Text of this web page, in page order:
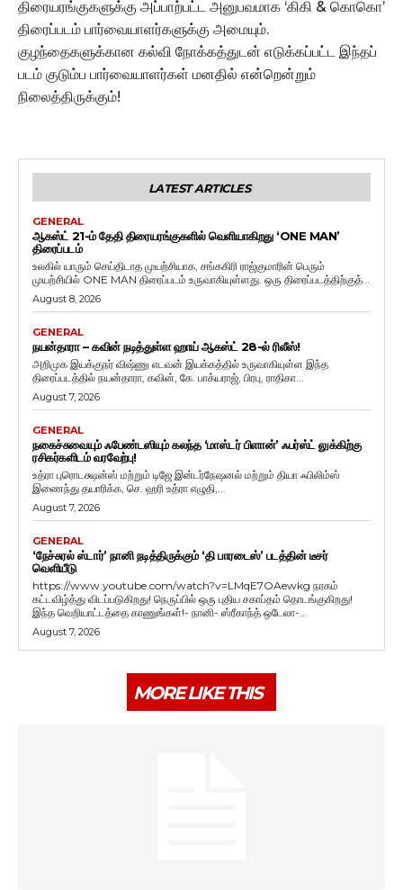
திரையரங்குகளுக்கு அப்பாற்பட்ட அனுபவமாக ‘கிகி & கொகொ’
திரைப்படம் பார்வையாளர்களுக்கு அமையும்.
குழந்தைகளுக்கான கல்வி நோக்கத்துடன் எடுக்கப்பட்ட இந்தப்
படம் குடும்ப பார்வையாளர்கள் மனதில் என்றென்றும்
நிலைத்திருக்கும்!
LATEST ARTICLES
GENERAL
ஆகஸ்ட் 21-ம் தேதி திரையரங்குகளில் வெளியாகிறது ‘ONE MAN’
திரைப்படம்
உலகில் யாரும் செய்திடாத முயற்சியாக, சங்ககிரி ராஜ்குமாரின் பெரும்
முயற்சியில் ONE MAN திரைப்படம் உருவாகியுள்ளது. ஒரு திரைப்படத்திற்குத்...
August 8, 2026
GENERAL
நயன்தாரா – கவின் நடித்துள்ள ஹாய் ஆகஸ்ட் 28-ல் ரிலீஸ்!
அறிமுக இயக்குநர் விஷ்ணு எடவன் இயக்கத்தில் உருவாகியுள்ள இந்த
திரைப்படத்தில் நயன்தாரா, கவின், கே. பாக்யராஜ், பிரபு, ராதிகா...
August 7, 2026
GENERAL
நகைச்சுவையும் ஃபேண்டஸியும் கலந்த ‘மாஸ்டர் பிளான்’ ஃபர்ஸ்ட் லுக்கிற்கு
ரசிகர்களிடம் வரவேற்பு!
உத்ரா புரொடக்ஷன்ஸ் மற்றும் டிஜே இன்டர்நேஷனல் மற்றும் தியா ஃபிலிம்ஸ்
இணைந்து தயாரிக்க, செ. ஹரி உத்ரா எழுதி,...
August 7, 2026
GENERAL
‘நேச்சுரல் ஸ்டார்’ நானி நடித்திருக்கும் ‘தி பாரடைஸ்’ படத்தின் டீசர்
வெளியீடு
https://www.youtube.com/watch?v=LMqE7OAewkg நரகம்
கட்டவிழ்த்து விடப்படுகிறது! நெருப்பில் ஒரு புதிய சகாப்தம் தொடங்குகிறது!
இந்த வெறியாட்டத்தை காணுங்கள்!- நானி- ஸ்ரீகாந்த் ஒடேலா-...
August 7, 2026
MORE LIKE THIS